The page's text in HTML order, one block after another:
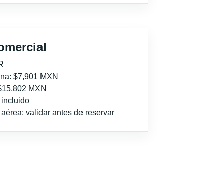
$7,901 MXN
MXN
incluido
validar antes de reservar